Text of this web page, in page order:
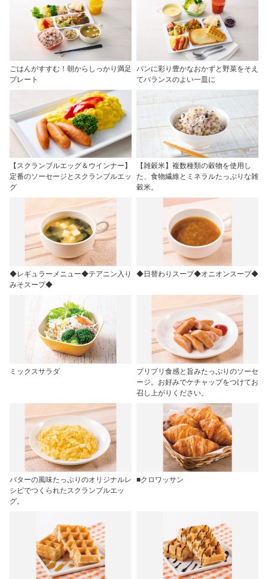
ごはんがすすむ！朝からしっかり満足
プレート
パンに彩り豊かなおかずと野菜をそえ
てバランスのよい一皿に
【スクランブルエッグ＆ウインナー】
定番のソーセージとスクランブルエッ
グ
【雑穀米】複数種類の穀物を使用し
た、食物繊維とミネラルたっぷりな雑
穀米。
◆レギュラーメニュー◆テアニン入り
みそスープ◆
◆日替わりスープ◆オニオンスープ◆
ミックスサラダ
プリプリ食感と旨みたっぷりのソーセ
ージ。お好みでケチャップをつけてお
召し上がりください。
バターの風味たっぷりのオリジナルレ
シピでつくられたスクランブルエッ
グ。
■クロワッサン